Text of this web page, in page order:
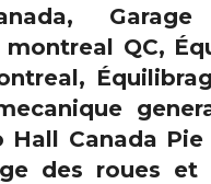
Garage
montreal QC,
Hall Canada
des roues et